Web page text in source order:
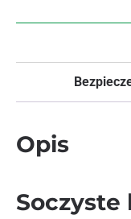
Opis
Soczyste